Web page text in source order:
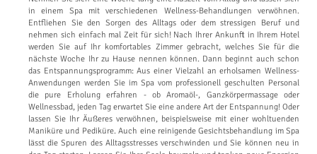
in einem Spa mit verschiedenen Wellness-Behandlungen verwöhnen.
Entfliehen Sie den Sorgen des Alltags oder dem stressigen Beruf und
nehmen sich einfach mal Zeit für sich! Nach Ihrer Ankunft in Ihrem Hotel
werden Sie auf Ihr komfortables Zimmer gebracht, welches Sie für die
nächste Woche Ihr zu Hause nennen können. Dann beginnt auch schon
das Entspannungsprogramm: Aus einer Vielzahl an erholsamen Wellness-
Anwendungen werden Sie im Spa vom professionell geschulten Personal
die pure Erholung erfahren - ob Aromaöl-, Ganzkörpermassage oder
Wellnessbad, jeden Tag erwartet Sie eine andere Art der Entspannung! Oder
lassen Sie Ihr Äußeres verwöhnen, beispielsweise mit einer wohltuenden
Maniküre und Pediküre. Auch eine reinigende Gesichtsbehandlung im Spa
lässt die Spuren des Alltagsstresses verschwinden und Sie können neu in